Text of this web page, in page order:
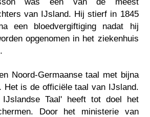
van IJsland. Hij stierf in 1845
een bloedvergiftiging nadat hij
opgenomen in het ziekenhuis
Noord-Germaanse taal met bijna
Het is de officiële taal van IJsland.
Taal' heeft tot doel het
Door het ministerie van